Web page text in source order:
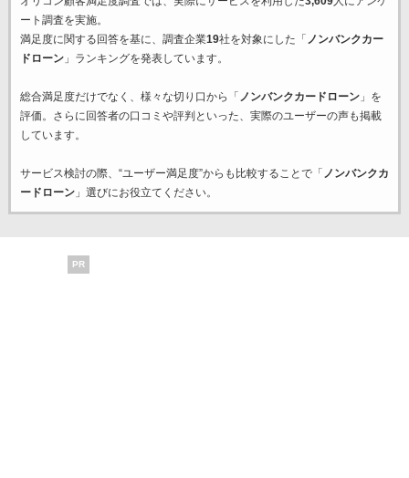
ート調査を実施。
満足度に関する回答を基に、調査企業19社を対象にした「 ノンバンクカー
ドローン」ランキングを発表しています。
総合満足度だけでなく、様々な切り口から「 ノンバンクカードローン」を
評価。さらに回答者の口コミや評判といった、実際のユーザーの声も掲載
しています。
サービス検討の際、“ユーザー満足度”からも比較することで「 ノンバンクカ
ードローン」選びにお役立てください。
PR